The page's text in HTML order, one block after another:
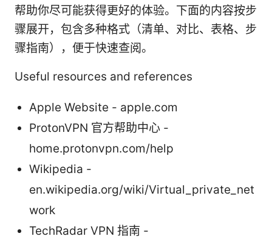
帮助你尽可能获得更好的体验。下面的内容按步
骤展开，包含多种格式（清单、对比、表格、步
骤指南），便于快速查阅。
Useful resources and references
Apple Website - apple.com
ProtonVPN 官方帮助中心 -
home.protonvpn.com/help
Wikipedia -
en.wikipedia.org/wiki/Virtual_private_net
work
TechRadar VPN 指南 -